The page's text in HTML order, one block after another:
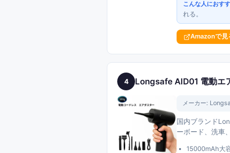
こんな人におす
れる。
Amazonで見
4 Longsafe AID01 電動エ
メーカー:
国内ブランド
ーボード、洗車
15000mAh大